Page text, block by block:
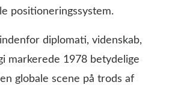
positioneringssystem.
diplomati, videnskab,
markerede 1978 betydelige
globale scene på trods af